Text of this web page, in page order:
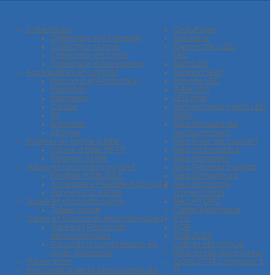
Collecteurs
Collecteur KIT complet
Collecteur Vanne
Collecteur en laiton
Collecteur Accessoires
Accessoires en LAITON
Raccord et Reduction
Manchon
Mamelon
Coude
Te
Bouchon
Allonge
Robinet et vanne à bille
Vanne à bille MF FF
Robinet à bille
Tubes et raccords inox GAZ
Flexible INOX GAZ
Accessoire Flexible INOX GAZ
Vanne GAZ ARGB
Tubes et raccords cuivre
Tubes cuivre
Tubes et Raccords électrozingués
Tubes et Raccords
électrozingués
Racords à compression en
acier galvanisé
Tubes acier
Raccords à sertir électrozingués
Chauffage
Sanitaire
Electricité / LED
LED
Spot LED
Support Spot
Panelle LED
Tube LED
LED strip
Alimentation ruban LED
NIKO
Niko Plaques de
recouvrement
Niko Prise de courant
Niko Interrupteur
Niko Variateur
Niko Réseau médias
Niko Détecteurs
Niko Eclairage
d'orientation
Niko HYDRO
Cable éléctrique
XVB
VOB
VOB FLEX
Coffret éléctrique
Différentiel disjoncteur
GOULOTTE Longueur 2
M